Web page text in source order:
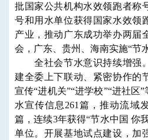
批国家公共机构水效领跑者称
号和用水单位获得国家水效领
产业，推动广东成功举办两届
会，广东、贵州、海南实施“节
全社会节水意识持续增强
建全委上下联动、紧密协作的
宣传“进机关”“进学校”“进社区
水宣传信息261篇，推动流域
篇，连续3年获得“节水中国 你
单位。开展基地试点建设，加